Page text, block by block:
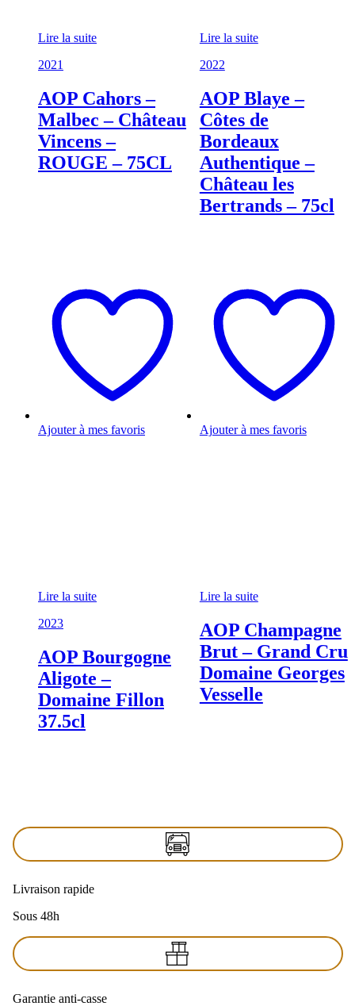
Lire la suite
2021
AOP Cahors –
Malbec – Château
Vincens –
ROUGE – 75CL
Lire la suite
2022
AOP Blaye –
Côtes de
Bordeaux
Authentique –
Château les
Bertrands – 75cl
Ajouter à mes favoris
Lire la suite
2023
AOP Bourgogne
Aligote –
Domaine Fillon
37.5cl
Ajouter à mes favoris
Lire la suite
AOP Champagne
Brut – Grand Cru
Domaine Georges
Vesselle
Livraison rapide
Sous 48h
Garantie anti-casse